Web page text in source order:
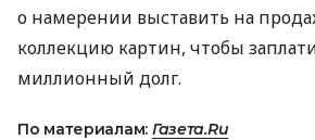
о намерении выставить на
коллекцию картин, чтобы
миллионный долг.
По материалам: Газета.Ru